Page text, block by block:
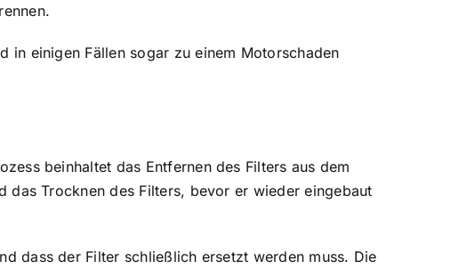
in einigen Fällen sogar zu einem Motorschaden
beinhaltet das Entfernen des Filters aus dem
das Trocknen des Filters, bevor er wieder eingebaut
dass der Filter schließlich ersetzt werden muss. Die